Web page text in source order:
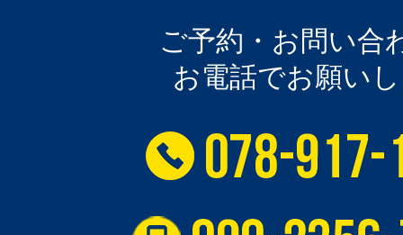
ご予約・お問い合
お電話でお願い